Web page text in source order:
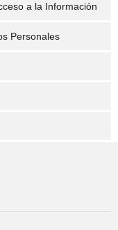
a la Información
Personales